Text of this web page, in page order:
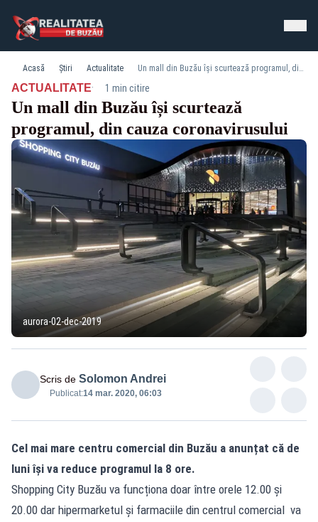
Acasă Știri Actualitate Un mall din Buzău își scurtează programul, din cauza coronavirusului
ACTUALITATE· 1 min citire
Un mall din Buzău își scurtează
programul, din cauza coronavirusului
aurora-02-dec-2019
Scris de Solomon Andrei
Publicat:14 mar. 2020, 06:03
Cel mai mare centru comercial din Buzău a anunțat că de
luni își va reduce programul la 8 ore.
Shopping City Buzău va funcționa doar între orele 12.00 și
20.00 dar hipermarketul și farmaciile din centrul comercial va